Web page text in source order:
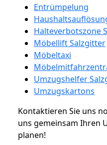
Entrümpelung
Halteverbotszone
Möbellift Salzgitter
Möbeltaxi
Umzugshelfer
Umzugskartons
Kontaktieren Sie uns
uns gemeinsam Ihren
planen!